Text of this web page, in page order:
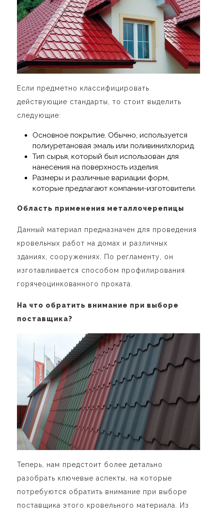
Если предметно классифицировать
действующие стандарты, то стоит выделить
следующие:
Основное покрытие. Обычно, используется
полиуретановая эмаль или поливинилхлорид.
Тип сырья, который был использован для
нанесения на поверхность изделия.
Размеры и различные вариации форм,
которые предлагают компании-изготовители.
Область применения металлочерепицы
Данный материал предназначен для проведения
кровельных работ на домах и различных
зданиях, сооружениях. По регламенту, он
изготавливается способом профилирования
горячеоцинкованного проката.
На что обратить внимание при выборе
поставщика?
Теперь, нам предстоит более детально
разобрать ключевые аспекты, на которые
потребуются обратить внимание при выборе
поставщика этого кровельного материала. Из